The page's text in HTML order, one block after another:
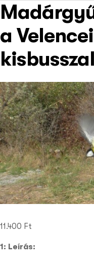
a
kisbusszal
11.400 Ft
1: Leírás: